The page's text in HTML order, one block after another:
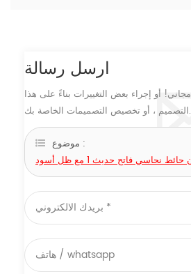
ارسل رسالة
أو إجراء بعض التغييرات بناءً على هذا
التصميم ، أو تخصيص التصميمات الخاصة بك.
موضوع :
نحاسي فاتح حديث 1 مع ظل أسود